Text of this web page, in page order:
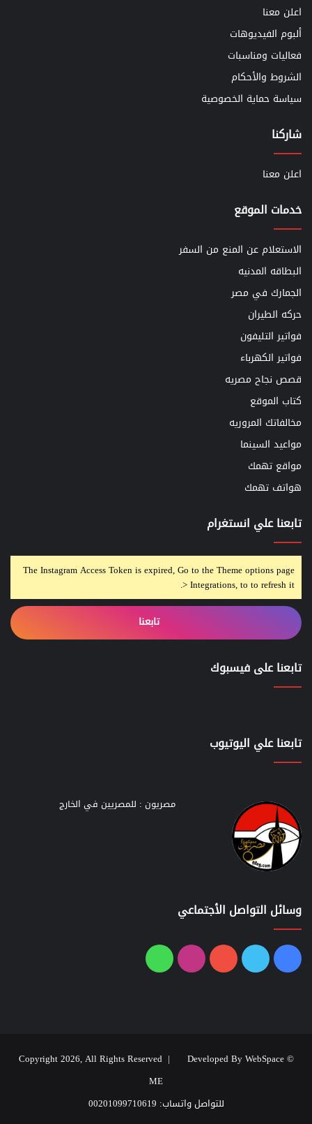
اعلن معنا
ألبوم الفيديوهات
فعاليات ومناسبات
الشروط والأحكام
سياسة حماية الخصوصية
شاركنا
اعلن معنا
خدمات الموقع
الاستعلام عن المنع من السفر
البطاقه المدنيه
الجمارك في مصر
حركه الطيران
فواتير التليفون
فواتير الكهرباء
قصص نجاح مصريه
كتاب الموقع
مخالفاتك المروريه
مواعيد السينما
مواقع تهمك
هواتف تهمك
تابعنا علي انستغرام
The Instagram Access Token is expired, Go to the Theme options page
> Integrations, to to refresh it.
تابعنا
تابعنا على فيسبوك
تابعنا علي اليوتيوب
مصريون : للمصريين في الخارج
وسائل التواصل الأجتماعي
فيسبوك
تويتر يوتيوبانستقرامواتساب
© Copyright 2026, All Rights Reserved |
Developed By WebSpace
ME
للتواصل واتساب: 00201099710619